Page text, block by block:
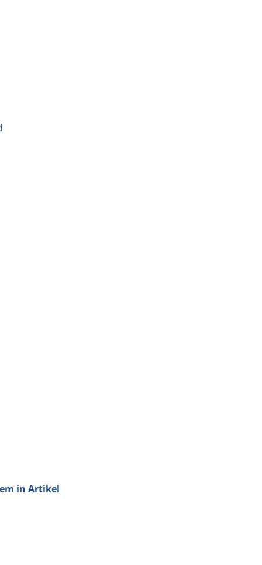
in Artikel